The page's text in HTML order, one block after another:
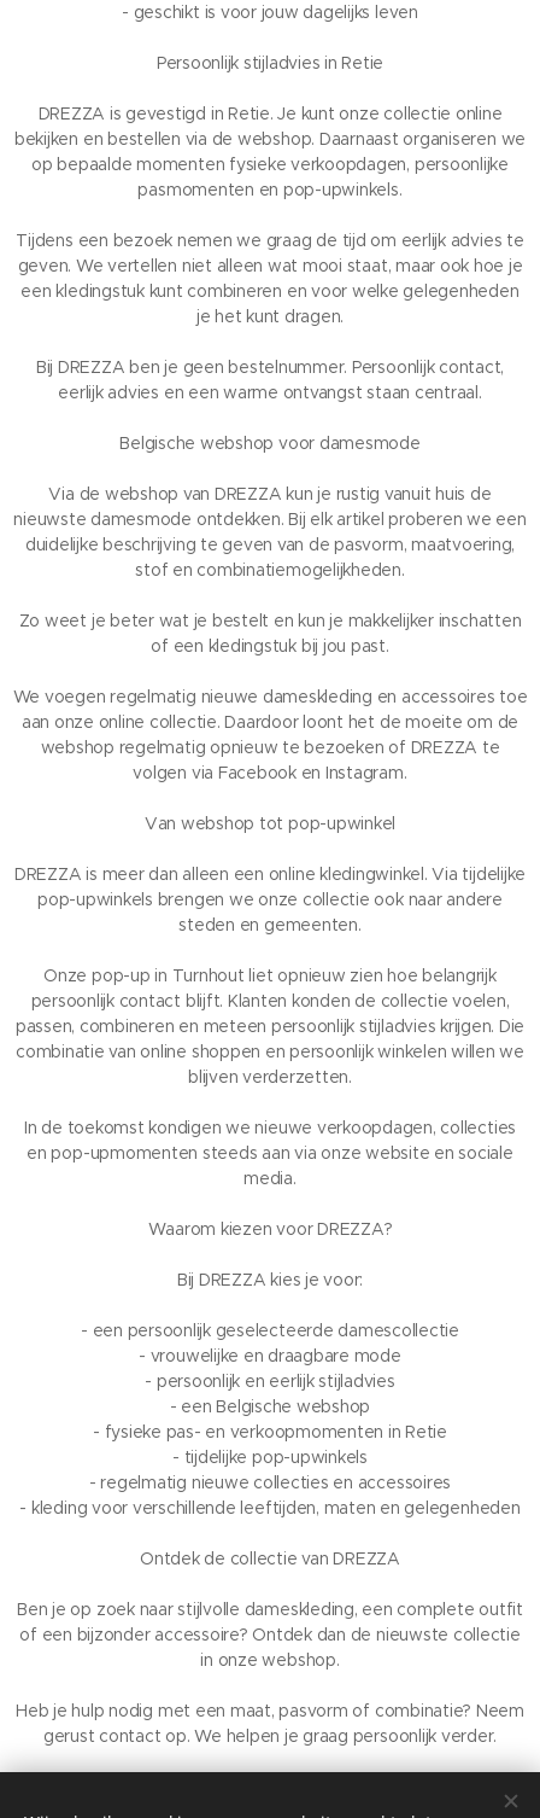
- geschikt is voor jouw dagelijks leven
Persoonlijk stijladvies in Retie
DREZZA is gevestigd in Retie. Je kunt onze collectie online
bekijken en bestellen via de webshop. Daarnaast organiseren we
op bepaalde momenten fysieke verkoopdagen, persoonlijke
pasmomenten en pop-upwinkels.
Tijdens een bezoek nemen we graag de tijd om eerlijk advies te
geven. We vertellen niet alleen wat mooi staat, maar ook hoe je
een kledingstuk kunt combineren en voor welke gelegenheden
je het kunt dragen.
Bij DREZZA ben je geen bestelnummer. Persoonlijk contact,
eerlijk advies en een warme ontvangst staan centraal.
Belgische webshop voor damesmode
Via de webshop van DREZZA kun je rustig vanuit huis de
nieuwste damesmode ontdekken. Bij elk artikel proberen we een
duidelijke beschrijving te geven van de pasvorm, maatvoering,
stof en combinatiemogelijkheden.
Zo weet je beter wat je bestelt en kun je makkelijker inschatten
of een kledingstuk bij jou past.
We voegen regelmatig nieuwe dameskleding en accessoires toe
aan onze online collectie. Daardoor loont het de moeite om de
webshop regelmatig opnieuw te bezoeken of DREZZA te
volgen via Facebook en Instagram.
Van webshop tot pop-upwinkel
DREZZA is meer dan alleen een online kledingwinkel. Via tijdelijke
pop-upwinkels brengen we onze collectie ook naar andere
steden en gemeenten.
Onze pop-up in Turnhout liet opnieuw zien hoe belangrijk
persoonlijk contact blijft. Klanten konden de collectie voelen,
passen, combineren en meteen persoonlijk stijladvies krijgen. Die
combinatie van online shoppen en persoonlijk winkelen willen we
blijven verderzetten.
In de toekomst kondigen we nieuwe verkoopdagen, collecties
en pop-upmomenten steeds aan via onze website en sociale
media.
Waarom kiezen voor DREZZA?
Bij DREZZA kies je voor:
- een persoonlijk geselecteerde damescollectie
- vrouwelijke en draagbare mode
- persoonlijk en eerlijk stijladvies
- een Belgische webshop
- fysieke pas- en verkoopmomenten in Retie
- tijdelijke pop-upwinkels
- regelmatig nieuwe collecties en accessoires
- kleding voor verschillende leeftijden, maten en gelegenheden
Ontdek de collectie van DREZZA
Ben je op zoek naar stijlvolle dameskleding, een complete outfit
of een bijzonder accessoire? Ontdek dan de nieuwste collectie
in onze webshop.
Heb je hulp nodig met een maat, pasvorm of combinatie? Neem
gerust contact op. We helpen je graag persoonlijk verder.
gepresenteerd.